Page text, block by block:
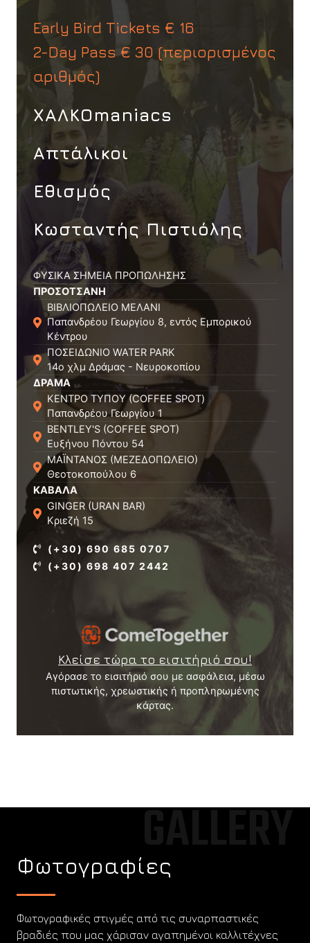
Early Bird Tickets € 16
2-Day Pass € 30 (περιορισμένος
αριθμός)
ΧΑΛΚΟmaniacs
Απτάλικοι
Εθισμός
Κωσταντής Πιστιόλης
ΦΥΣΙΚΑ ΣΗΜΕΙΑ ΠΡΟΠΩΛΗΣΗΣ
ΠΡΟΣΟΤΣΑΝΗ
ΒΙΒΛΙΟΠΩΛΕΙΟ ΜΕΛΑΝΙ
Παπανδρέου Γεωργίου 8, εντός Εμπορικού
Κέντρου
ΠΟΣΕΙΔΩΝΙΟ WATER PARK
14ο χλμ Δράμας - Νευροκοπίου
ΔΡΑΜΑ
ΚΕΝΤΡΟ ΤΥΠΟΥ (COFFEE SPOT)
Παπανδρέου Γεωργίου 1
BENTLEY'S (COFFEE SPOT)
Ευξήνου Πόντου 54
ΜΑΪΝΤΑΝΟΣ (ΜΕΖΕΔΟΠΩΛΕΙΟ)
Θεοτοκοπούλου 6
ΚΑΒΑΛΑ
GINGER (URAN BAR)
Κριεζή 15
(+30) 690 685 0707
(+30) 698 407 2442
Κλείσε τώρα το εισιτήριό σου!
Αγόρασε το εισιτήριό σου με ασφάλεια, μέσω
πιστωτικής, χρεωστικής ή προπληρωμένης
κάρτας.
GALLERY
Φωτογραφίες
Φωτογραφικές στιγμές από τις συναρπαστικές
βραδιές που μας χάρισαν αγαπημένοι καλλιτέχνες